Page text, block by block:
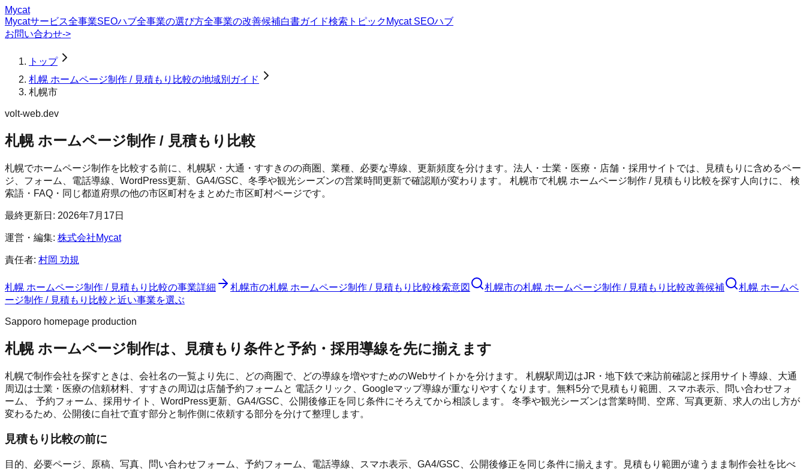
Mycat
Mycatサービス全事業SEOハブ全事業の選び方全事業の改善候補白書ガイド検索トピック Mycat SEOハブ
お問い合わせ->
トップ
札幌 ホームページ制作 / 見積もり比較の地域別ガイド
札幌市
volt-web.dev
札幌 ホームページ制作 / 見積もり比較
札幌でホームページ制作を比較する前に、札幌駅・大通・すすきのの商圏、業種、必要な導線、更新頻度を分けます。法人・士業・医療・店舗・採用サイトでは、見積もりに含めるペー
ジ、フォーム、電話導線、WordPress更新、GA4/GSC、冬季や観光シーズンの営業時間更新で確認順が変わります。 札幌市で札幌 ホームページ制作 / 見積もり比較を探す人向けに、 検
索語・FAQ・同じ都道府県の他の市区町村をまとめた市区町村ページです。
最終更新日: 2026年7月17日
運営・編集: 株式会社Mycat
責任者: 村岡 功規
札幌 ホームページ制作 / 見積もり比較の事業詳細 札幌市の札幌 ホームページ制作 / 見積もり比較検索意図 札幌市の札幌 ホームページ制作 / 見積もり比較改善候補
札幌 ホームペ
ージ制作 / 見積もり比較と近い事業を選ぶ
Sapporo homepage production
札幌 ホームページ制作は、見積もり条件と予約・採用導線を先に揃えます
札幌で制作会社を探すときは、会社名の一覧より先に、どの商圏で、どの導線を増やすためのWebサイトかを分けます。 札幌駅周辺はJR・地下鉄で来訪前確認と採用サイト導線、大通
周辺は士業・医療の信頼材料、すすきの周辺は店舗予約フォームと 電話クリック、Googleマップ導線が重なりやすくなります。無料5分で見積もり範囲、スマホ表示、問い合わせフォ
ーム、 予約フォーム、採用サイト、WordPress更新、GA4/GSC、公開後修正を同じ条件にそろえてから相談します。 冬季や観光シーズンは営業時間、空席、写真更新、求人の出し方が
変わるため、公開後に自社で直す部分と制作側に依頼する部分を分けて整理します。
見積もり比較の前に
目的、必要ページ、原稿、写真、問い合わせフォーム、予約フォーム、電話導線、スマホ表示、GA4/GSC、公開後修正を同じ条件に揃えます。見積もり範囲が違うまま制作会社を比べ